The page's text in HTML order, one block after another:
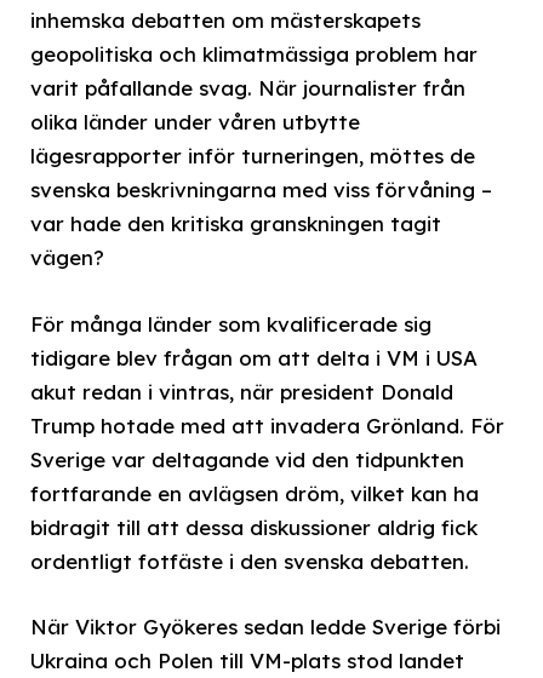
inhemska debatten om mästerskapets
geopolitiska och klimatmässiga problem har
varit påfallande svag. När journalister från
olika länder under våren utbytte
lägesrapporter inför turneringen, möttes de
svenska beskrivningarna med viss förvåning –
var hade den kritiska granskningen tagit
vägen?
För många länder som kvalificerade sig
tidigare blev frågan om att delta i VM i USA
akut redan i vintras, när president Donald
Trump hotade med att invadera Grönland. För
Sverige var deltagande vid den tidpunkten
fortfarande en avlägsen dröm, vilket kan ha
bidragit till att dessa diskussioner aldrig fick
ordentligt fotfäste i den svenska debatten.
När Viktor Gyökeres sedan ledde Sverige förbi
Ukraina och Polen till VM-plats stod landet